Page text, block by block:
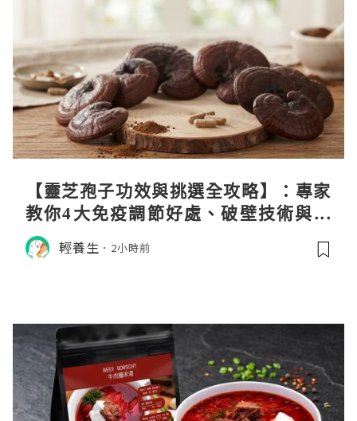
【靈芝孢子功效與挑選全攻略】：專家
教你4大免疫調節好處、破壁技術與挑
選秘訣
輕養生 2小時前